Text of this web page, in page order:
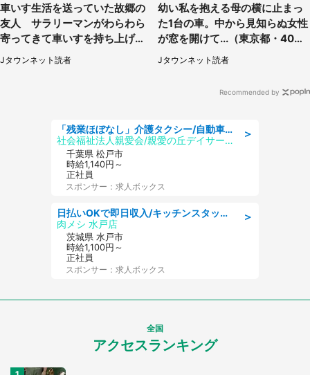
車いす生活を送っていた故郷の
友人 サラリーマンがわらわら
寄ってきて車いすを持ち上げ連
れて行った（福岡県・60代女
性）
Jタウンネット読者
幼い私を抱える母の横に止まっ
た1台の車。中から見知らぬ女性
が窓を開けて...（東京都・40代
Jタウンネット読者
Recommended by
＞
「残業ほぼなし」介護タクシー/自動車免許必須/正職員/日勤のみ/デイサービス
社会福祉法人親愛会/親愛の丘デイサービス
千葉県 松戸市
時給1,140円～
正社員
スポンサー：求人ボックス
＞
日払いOKで即日収入/キッチンスタッフ/「原付免許必須」デリバリー業務など、自己成長可能な幅広い仕事に挑戦!髪型自由&ピアス・ネイルOK/茨城県/水戸市
肉メシ 水戸店
茨城県 水戸市
時給1,100円～
正社員
スポンサー：求人ボックス
全国
アクセスランキング